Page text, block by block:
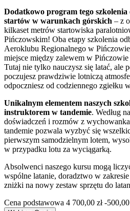
Dodatkowo program tego
startów w warunkach górskich – z
kilkaset metrów startowiska
Pińczowskim! Oba etapy szkolenia
Aeroklubu Regionalnego w
miejsce między zalewem w
Tutaj nie tylko nauczysz się latać, ale
poczujesz prawdziwie lotniczą
odpoczniesz od codziennego zgiełku
Unikalnym elementem naszych
instruktorem w tandemie. Według
doświadczeń i rozmów z
tandemie pozwala wyzbyć się
pierwszym samodzielnym lotem,
w przypadku lotu za wyciągarką.
Absolwenci naszego kursu mogą
wspólne latanie, doradztwo w
zniżki na nowy zestaw sprzętu do
Cena podstawowa 4 700,00 zł -500,00